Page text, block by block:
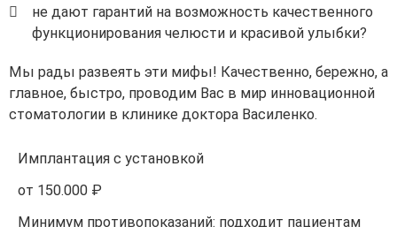
не дают гарантий на возможность качественного
функционирования челюсти и красивой улыбки?
Мы рады развеять эти мифы! Качественно, бережно, а
главное, быстро, проводим Вас в мир инновационной
стоматологии в клинике доктора Василенко.
Имплантация с установкой
от 150.000 ₽
Минимум противопоказаний: подходит пациентам